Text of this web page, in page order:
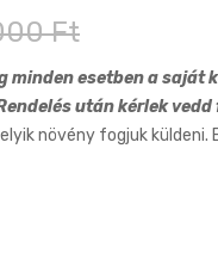
Ft
minden esetben a saját
után kérlek
növény fogjuk küldeni.